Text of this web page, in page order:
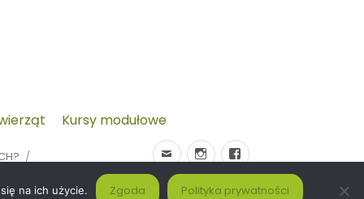
Kursy modułowe
na ich użycie. Zgoda Polityka prywatności